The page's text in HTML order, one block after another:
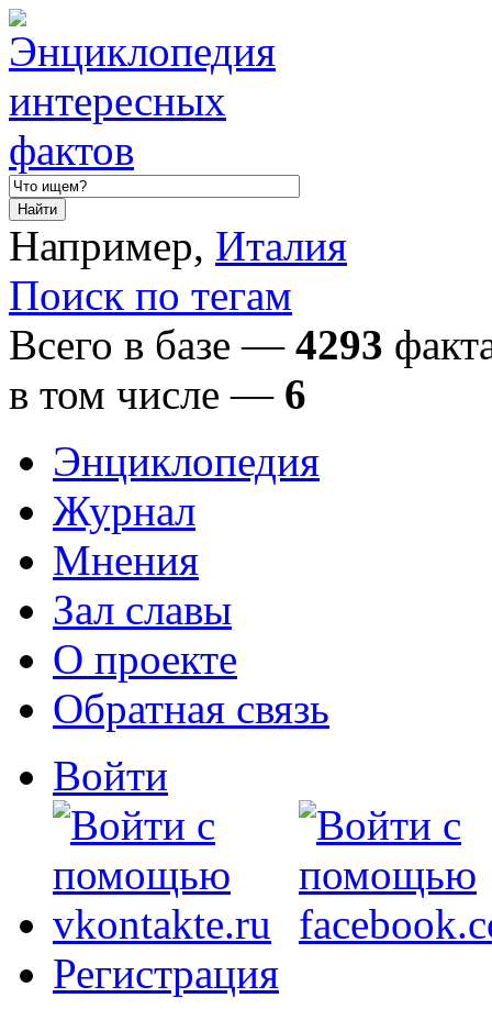
Например, Италия
Поиск по тегам
Всего в базе — 4293
в том числе— 6
Энциклопедия
Журнал
Мнения
Зал славы
О проекте
Обратная связь
Войти
Регистрация